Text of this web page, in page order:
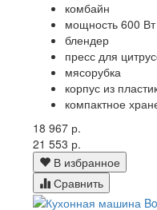
комбайн
мощность 600 Вт
блендер
пресс для
мясорубка
корпус из
компактное
18 967 р.
21 553 р.
В избранное
Сравнить